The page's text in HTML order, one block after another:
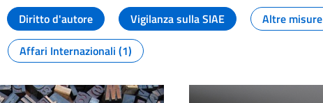
Diritto d'autore Vigilanza sulla SIAE Altre misure
Affari Internazionali (1)